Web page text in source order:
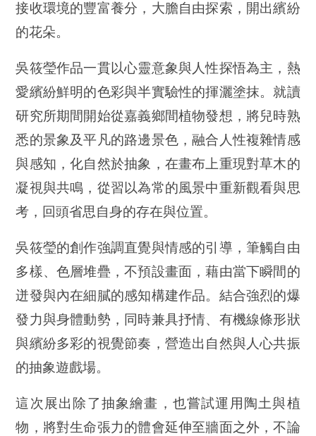
接收環境的豐富養分，大膽自由探索，開出繽紛
的花朵。
吳筱瑩作品一貫以心靈意象與人性探悟為主，熱
愛繽紛鮮明的色彩與半實驗性的揮灑塗抹。就讀
研究所期間開始從嘉義鄉間植物發想，將兒時熟
悉的景象及平凡的路邊景色，融合人性複雜情感
與感知，化自然於抽象，在畫布上重現對草木的
凝視與共鳴，從習以為常的風景中重新觀看與思
考，回頭省思自身的存在與位置。
吳筱瑩的創作強調直覺與情感的引導，筆觸自由
多樣、色層堆疊，不預設畫面，藉由當下瞬間的
迸發與內在細膩的感知構建作品。結合強烈的爆
發力與身體動勢，同時兼具抒情、有機線條形狀
與繽紛多彩的視覺節奏，營造出自然與人心共振
的抽象遊戲場。
這次展出除了抽象繪畫，也嘗試運用陶土與植
物，將對生命張力的體會延伸至牆面之外，不論